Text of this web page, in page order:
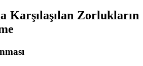
Karşılaşılan Zorlukların